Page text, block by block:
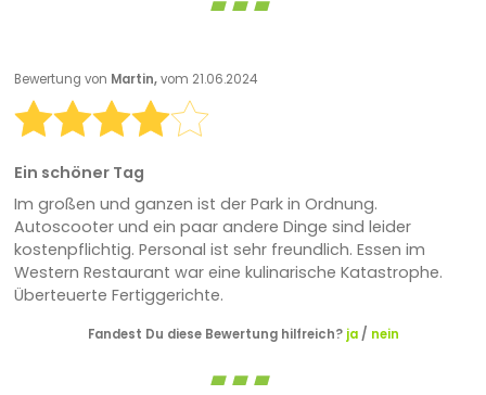
Bewertung von Martin,vom 21.06.2024
Ein schöner Tag
Im großen und ganzen ist der Park in Ordnung.
Autoscooter und ein paar andere Dinge sind leider
kostenpflichtig. Personal ist sehr freundlich. Essen im
Western Restaurant war eine kulinarische Katastrophe.
Überteuerte Fertiggerichte.
Fandest Du diese Bewertung hilfreich? ja/ nein